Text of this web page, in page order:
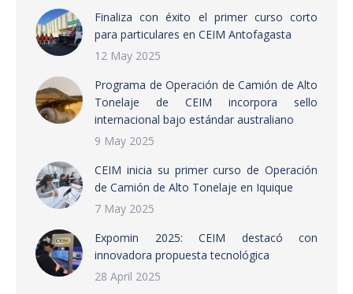
Finaliza con éxito el primer curso corto
para particulares en CEIM Antofagasta
12 May 2025
Programa de Operación de Camión de Alto
Tonelaje de CEIM incorpora sello
internacional bajo estándar australiano
9 May 2025
CEIM inicia su primer curso de Operación
de Camión de Alto Tonelaje en Iquique
7 May 2025
Expomin 2025: CEIM destacó con
innovadora propuesta tecnológica
28 April 2025